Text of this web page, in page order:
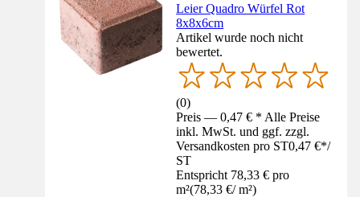
Leier Quadro Würfel Rot
8x8x6cm
Artikel wurde noch nicht
bewertet.
(0)
Preis — 0,47 € * Alle Preise
inkl. MwSt. und ggf. zzgl.
Versandkosten pro ST0,47 €*/
ST
Entspricht 78,33 € pro
m²(78,33 €/ m²)